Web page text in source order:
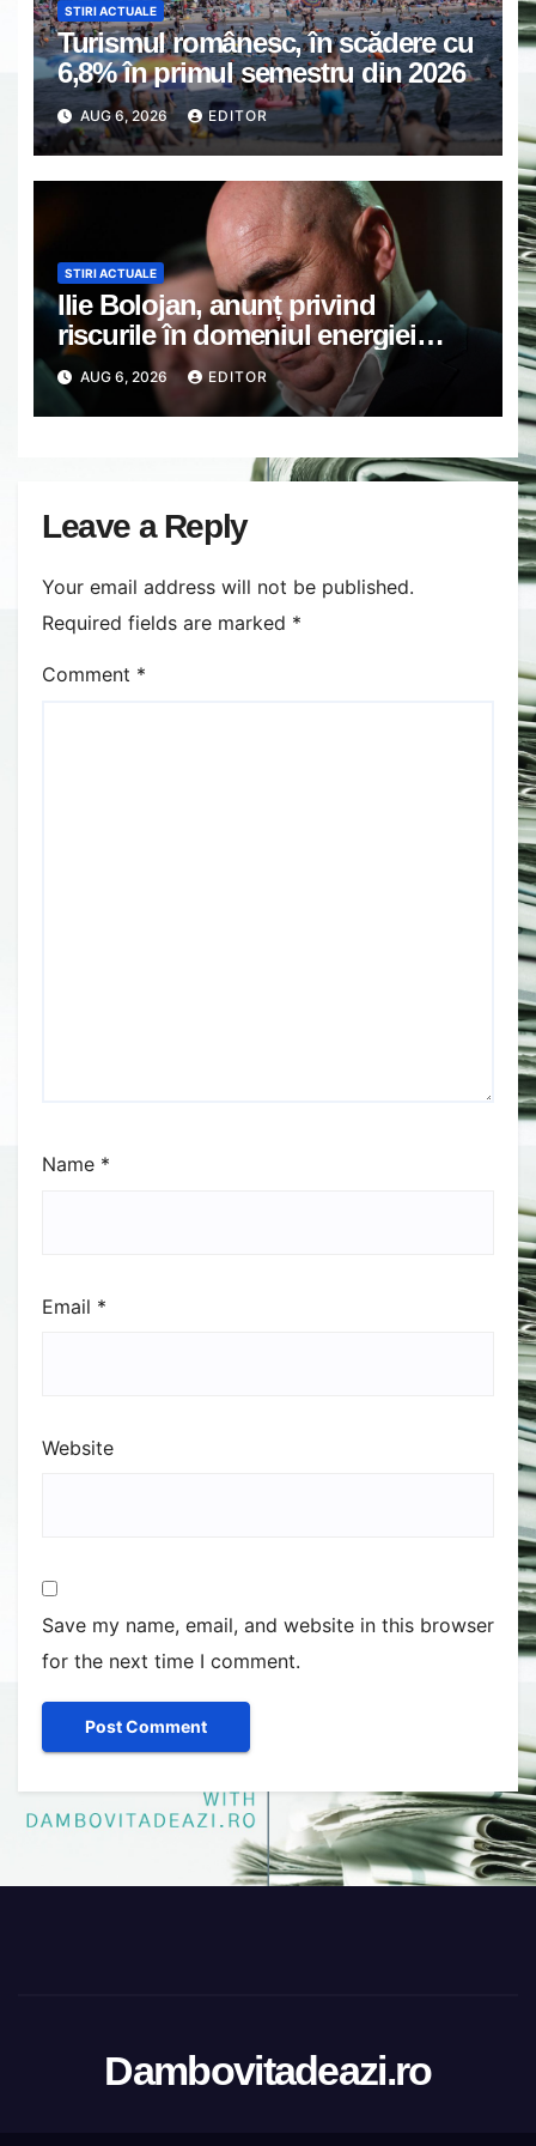
STIRI ACTUALE
Turismul românesc, în scădere cu
6,8% în primul semestru din 2026
AUG 6, 2026 EDITOR
STIRI ACTUALE
Ilie Bolojan, anunț privind
riscurile în domeniul energiei
electrice. Ce a decis Guvernul
AUG 6, 2026 EDITOR
Leave a Reply
Your email address will not be published.
Required fields are marked *
Comment *
Name *
Email *
Website
Save my name, email, and website in this browser
for the next time I comment.
Dambovitadeazi.ro